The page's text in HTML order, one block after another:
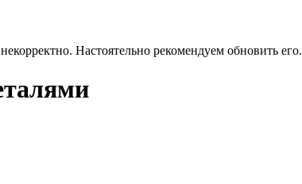
Настоятельно рекомендуем обновить его.